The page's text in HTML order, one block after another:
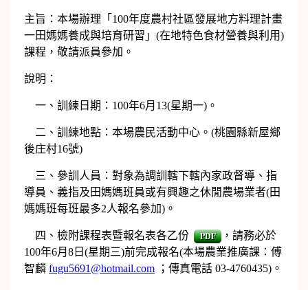
主旨：本場辦理「100年度農村社區發展地方料理計畫
一田媽媽養成與培育研習」(在地特色食材營養與利用)
課程，敬請派員參加。
說明：
一、訓練日期：100年6月13(星期一)。
二、訓練地點：本場農民活動中心。(桃園縣新屋鄉
後庄村16號)
三、參訓人員：對象為調訓轄下轄內家政督導、指
導員、義指及田媽媽班員或有興趣之休閒農場業者(田
媽媽班每班最多2人報名參加)。
四、檢附課程表暨報名表各乙份 PDF
，請務必於
100年6月8日(星期三)前完成報名(本場農業推廣課：傅
智麟 fugu5691@hotmail.com ；傳真電話 03-4760435)。